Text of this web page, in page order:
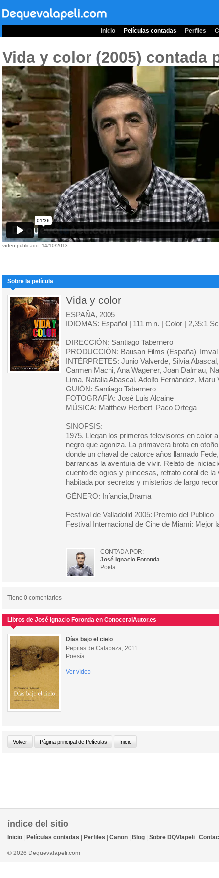
Inicio Películas contadas Perfiles
Vida y color (2005) contada
vídeo publicado: 14/10/2013
Sobre la película
Vida y color
ESPAÑA, 2005
IDIOMAS: Español | 111 min. | Color | 2,35:1
DIRECCIÓN: Santiago Tabernero
PRODUCCIÓN: Bausan Films (España),
INTÉRPRETES: Junio Valverde, Silvia
Carmen Machi, Ana Wagener, Joan Dalmau,
Lima, Natalia Abascal, Adolfo Fernández,
GUIÓN: Santiago Tabernero
FOTOGRAFÍA: José Luis Alcaine
MÚSICA: Matthew Herbert, Paco Ortega
SINOPSIS:
1975. Llegan los primeros televisores en color
negro que agoniza. La primavera brota en
donde un chaval de catorce años llamado
barrancas la aventura de vivir. Relato de
cuento de ogros y princesas, retrato coral de la
habitada por secretos y misterios de largo
GÉNERO: Infancia,Drama
Festival de Valladolid 2005: Premio del Público
Festival Internacional de Cine de Miami: Mejor
CONTADA POR:
José Ignacio Foronda
Poeta.
Tiene 0 comentarios
Libros de José Ignacio Foronda en ConoceralAutor.es
Días bajo el cielo
Pepitas de Calabaza, 2011
Poesía
Ver vídeo
índice del sitio
Inicio Películas contadas Perfiles Canon Blog Sobre DQVlapeli
© 2026 Dequevalapeli.com